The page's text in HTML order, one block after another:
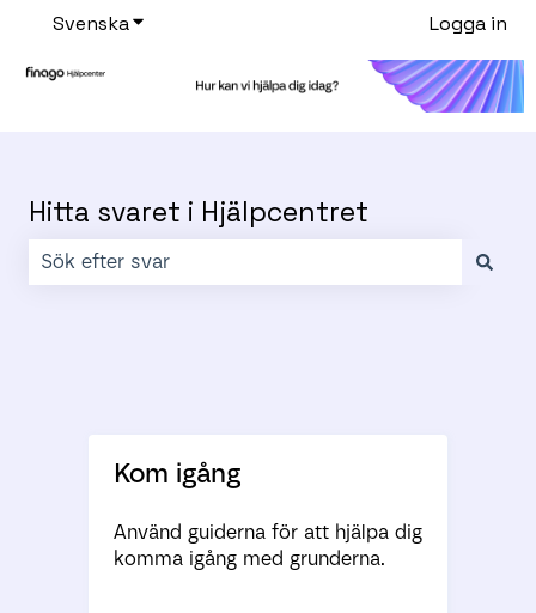
SvenskaVisa undermenyer för översättningarLogga in
Hitta svaret i Hjälpcentret
Kom igång
Använd guiderna för att hjälpa dig
komma igång med grunderna.